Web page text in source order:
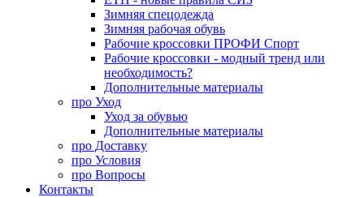
Зимняя спецодежда
Зимняя рабочая обувь
Рабочие кроссовки ПРОФИ Спорт
Рабочие кроссовки - модный тренд или
необходимость?
Дополнительные материалы
про Уход
Уход за обувью
Дополнительные материалы
про Доставку
про Условия
про Вопросы
Контакты